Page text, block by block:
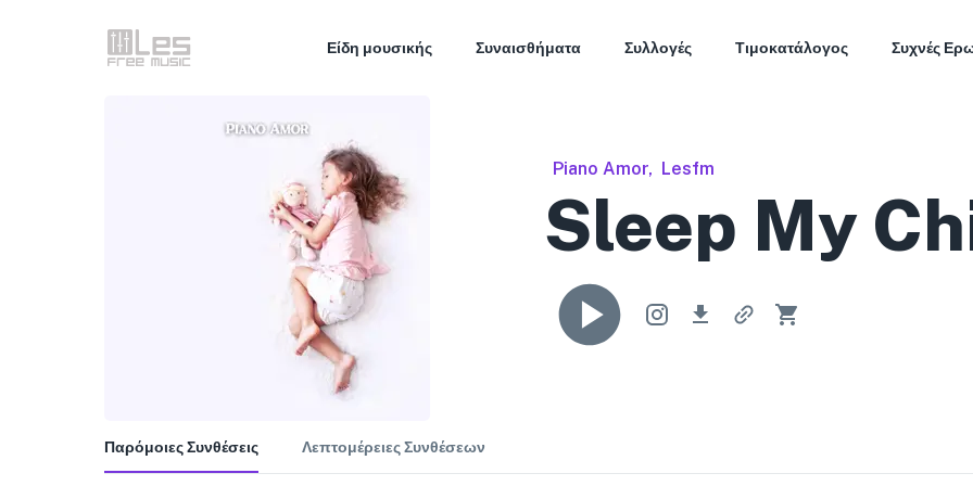
Είδη μουσικής Συναισθήματα Συλλογές Τιμοκατάλογος Συχνές
Piano Amor, Lesfm
Sleep My
Παρόμοιες Συνθέσεις Λεπτομέρειες Συνθέσεων